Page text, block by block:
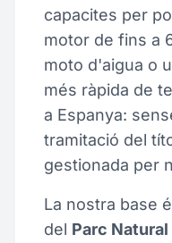
capacites per
motor de fins a
moto d'aigua o
més ràpida de
a Espanya:
tramitació del
gestionada per
La nostra base
del Parc